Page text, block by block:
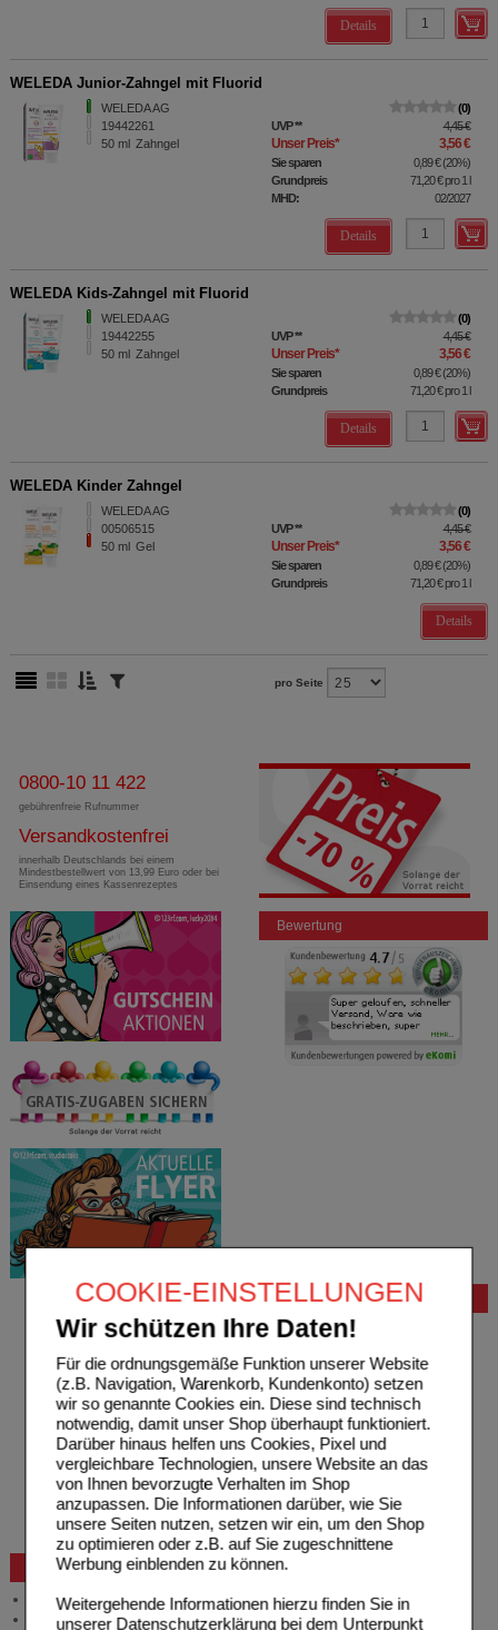
COOKIE-EINSTELLUNGEN
Wir schützen Ihre Daten!
Für die ordnungsgemäße Funktion unserer Website
(z.B. Navigation, Warenkorb, Kundenkonto) setzen
wir so genannte Cookies ein. Diese sind technisch
notwendig, damit unser Shop überhaupt funktioniert.
Darüber hinaus helfen uns Cookies, Pixel und
vergleichbare Technologien, unsere Website an das
von Ihnen bevorzugte Verhalten im Shop
anzupassen. Die Informationen darüber, wie Sie
unsere Seiten nutzen, setzen wir ein, um den Shop
zu optimieren oder z.B. auf Sie zugeschnittene
Werbung einblenden zu können.
Weitergehende Informationen hierzu finden Sie in
unserer Datenschutzerklärungbei dem Unterpunkt
Details
WELEDA Junior-Zahngel mit Fluorid
WELEDA AG
19442261
50 ml Zahngel
0
UVP** 4,45 €
Unser Preis* 3,56 €
Sie sparen 0,89 €(20%)
Grundpreis
71,20 €pro 1 l
MHD:
02/2027
Details
WELEDA Kids-Zahngel mit Fluorid
WELEDA AG
19442255
50 ml Zahngel
0
UVP** 4,45 €
Unser Preis* 3,56 €
Sie sparen 0,89 €(20%)
Grundpreis
71,20 €pro 1 l
Details
WELEDA Kinder Zahngel
WELEDA AG
00506515
50 ml Gel
0
UVP** 4,45 €
Unser Preis* 3,56 €
Sie sparen 0,89 €(20%)
Grundpreis
71,20 €pro 1 l
Details
pro Seite
0800-10 11 422
gebührenfreie Rufnummer
Versandkostenfrei
innerhalb Deutschlands bei einem
Mindestbestellwert von 13,99 Euro oder bei
Einsendung eines Kassenrezeptes
Bewertung
Bestellung
Hilfe zur Anmeldung
Zahlungsmöglichkeiten
Rezepte einlösen
Freiumschläge anfordern
Freiumschläge downloaden
Auslandsbestellung
Reklamation
Widerrufsformular
Problembehebung
Bestellschein
Beratung und Service
Allgemeine Information
Produktberatung